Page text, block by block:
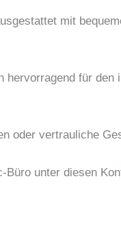
mit
für
oder vertrauliche
unter diesen